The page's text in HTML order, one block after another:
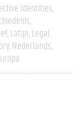
Identities
Latijn Legal
Nederlands